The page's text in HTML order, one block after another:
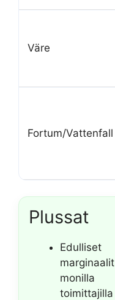
Väre
Fortum/Vattenfall
Plussat
Edulliset
marginaalit
monilla
toimittajilla